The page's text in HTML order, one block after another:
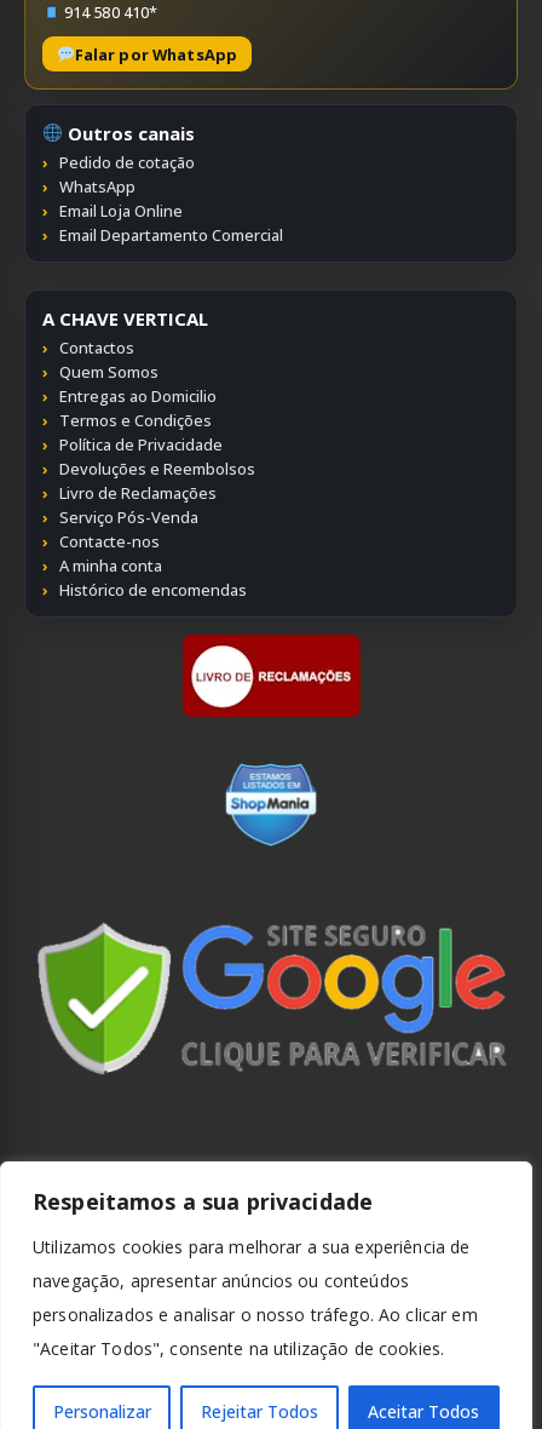
Respeitamos a sua privacidade
Utilizamos cookies para melhorar a sua experiência de
navegação, apresentar anúncios ou conteúdos
personalizados e analisar o nosso tráfego. Ao clicar em
"Aceitar Todos", consente na utilização de cookies.
Personalizar Rejeitar Todos Aceitar Todos
914 580 410*
Falar por WhatsApp
Outros canais
Pedido de cotação
WhatsApp
Email Loja Online
Email Departamento Comercial
A CHAVE VERTICAL
Contactos
Quem Somos
Entregas ao Domicilio
Termos e Condições
Política de Privacidade
Devoluções e Reembolsos
Livro de Reclamações
Serviço Pós-Venda
Contacte-nos
A minha conta
Histórico de encomendas